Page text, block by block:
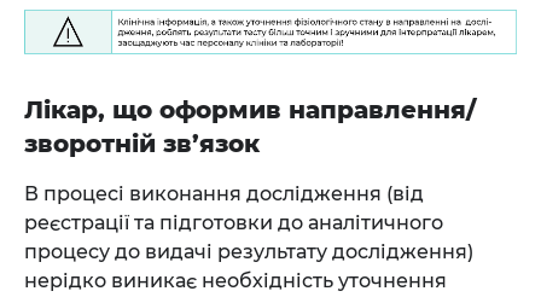
Лікар, що оформив направлення/
зворотній зв’язок
В процесі виконання дослідження (від
реєстрації та підготовки до аналітичного
процесу до видачі результату дослідження)
нерідко виникає необхідність уточнення